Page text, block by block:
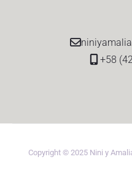
+58
Copyright © 2025 Nini y